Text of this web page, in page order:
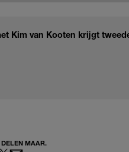
Kim van Kooten krijgt
MAAR.